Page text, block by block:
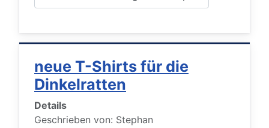
neue T-Shirts für die
Dinkelratten
Details
Geschrieben von: Stephan